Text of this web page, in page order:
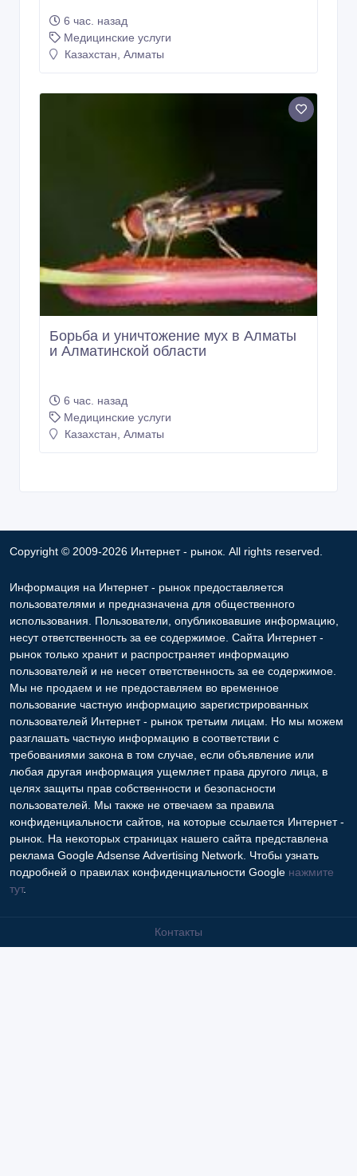
6 час. назад
Медицинские услуги
Казахстан, Алматы
Борьба и уничтожение мух в Алматы
и Алматинской области
6 час. назад
Медицинские услуги
Казахстан, Алматы
Copyright © 2009-2026 Интернет - рынок. All rights reserved.
Информация на Интернет - рынок предоставляется
пользователями и предназначена для общественного
использования. Пользователи, опубликовавшие информацию,
несут ответственность за ее содержимое. Сайта Интернет -
рынок только хранит и распространяет информацию
пользователей и не несет ответственность за ее содержимое.
Мы не продаем и не предоставляем во временное
пользование частную информацию зарегистрированных
пользователей Интернет - рынок третьим лицам. Но мы можем
разглашать частную информацию в соответствии с
требованиями закона в том случае, если объявление или
любая другая информация ущемляет права другого лица, в
целях защиты прав собственности и безопасности
пользователей. Мы также не отвечаем за правила
конфиденциальности сайтов, на которые ссылается Интернет -
рынок. На некоторых страницах нашего сайта представлена
реклама Google Adsense Advertising Network. Чтобы узнать
подробней о правилах конфиденциальности Google нажмите
тут.
Контакты